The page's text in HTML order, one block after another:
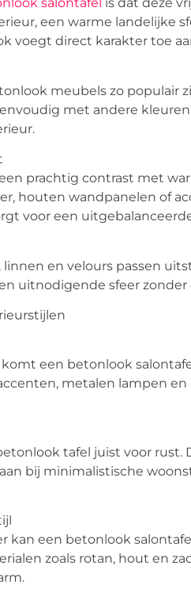
salontafel is dat deze
een warme landelijke
voegt direct karakter toe
meubels zo populair
met andere kleuren
prachtig contrast met
houten wandpanelen of
voor een
linnen en velours passen
uitnodigende sfeer
een betonlook
metalen lampen
tafel juist voor rust.
bij minimalistische
kan een betonlook
zoals rotan, hout en